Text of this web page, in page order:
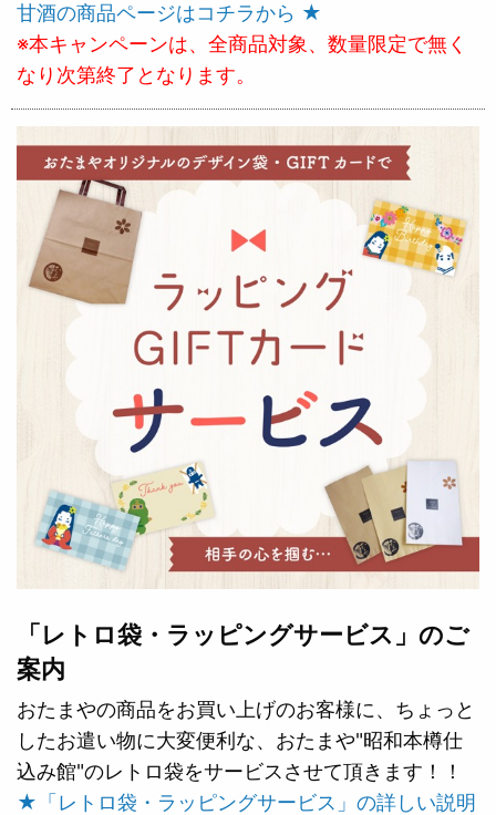
甘酒の商品ページはコチラから ★
※本キャンペーンは、全商品対象、数量限定で無く
なり次第終了となります。
「レトロ袋・ラッピングサービス」のご
案内
おたまやの商品をお買い上げのお客様に、ちょっと
したお遣い物に大変便利な、おたまや"昭和本樽仕
込み館"のレトロ袋をサービスさせて頂きます！！
★「レトロ袋・ラッピングサービス」の詳しい説明